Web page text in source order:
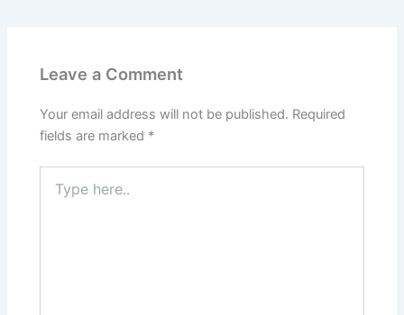
Leave a Comment
Your email address will not be published. Required
fields are marked *
here..